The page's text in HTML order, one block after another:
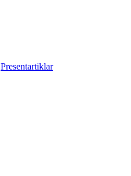
Presentartiklar